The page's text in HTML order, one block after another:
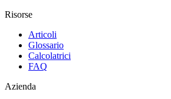
Risorse
Articoli
Glossario
Calcolatrici
FAQ
Azienda